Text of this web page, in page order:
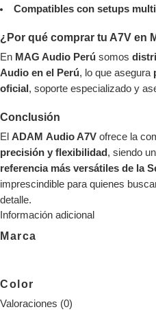
Compatibles con setups
¿Por qué comprar tu A7V en
En MAG Audio Perú somos
Audio en el Perú, lo que asegura
oficial , soporte especializado y
Conclusión
El ADAM Audio A7V ofrece la
precisión y flexibilidad, siendo
referencia más versátiles de la
imprescindible para quienes
detalle.
Información adicional
Marca
Color
Valoraciones (0)